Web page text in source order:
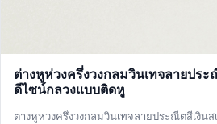
ต่างหูห่วงครึ่งวงกลมวินเทจลายประ
ดีไซน์กลวงแบบติดหู
ต่างหูห่วงครึ่งวงกลมวินเทจลายประณีตสีเงิน